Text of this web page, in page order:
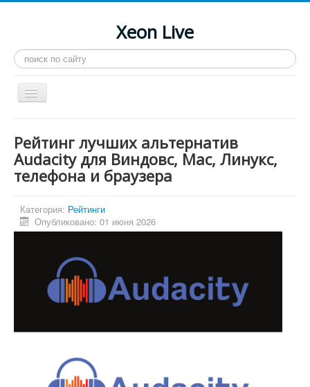
Xeon Live
Искать...
Toggle
Navigation
LGA 2011-3
LGA 2011
Инструкции
Конференция
Системные программы
Рейтинг лучших альтернатив
Audacity для Виндовс, Mac, Линукс,
телефона и браузера
Категория: Рейтинги
Опубликовано: 01 июня 2026